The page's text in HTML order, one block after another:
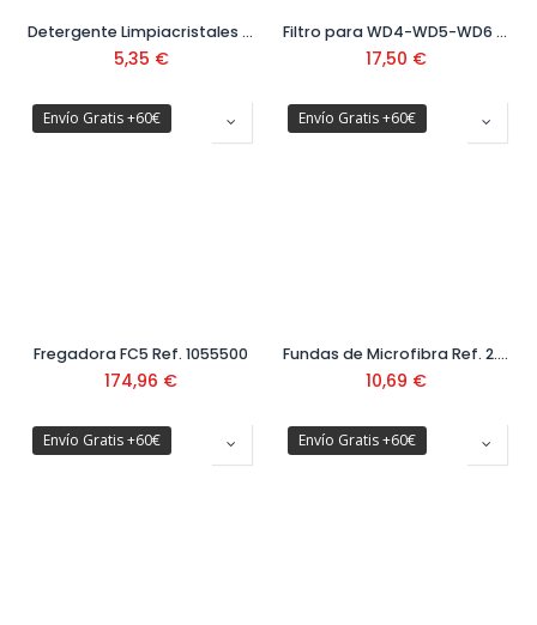
Detergente Limpiacristales Ref. 6.295-302.0
5,35 €
Filtro para WD4-WD5-WD6 Ref. 2.863-005.0
17,50 €
Envío Gratis +60€
Fregadora FC5 Ref. 1055500
174,96 €
Envío Gratis +60€
Fundas de Microfibra Ref. 2.633-100.0
10,69 €
Envío Gratis +60€ Envío Gratis +60€